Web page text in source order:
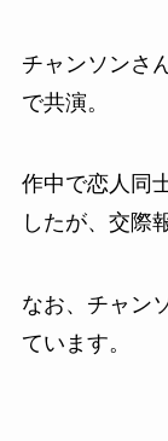
チャンソンさ
で共演。
作中で恋人同
したが、交際
なお、チャン
ています。